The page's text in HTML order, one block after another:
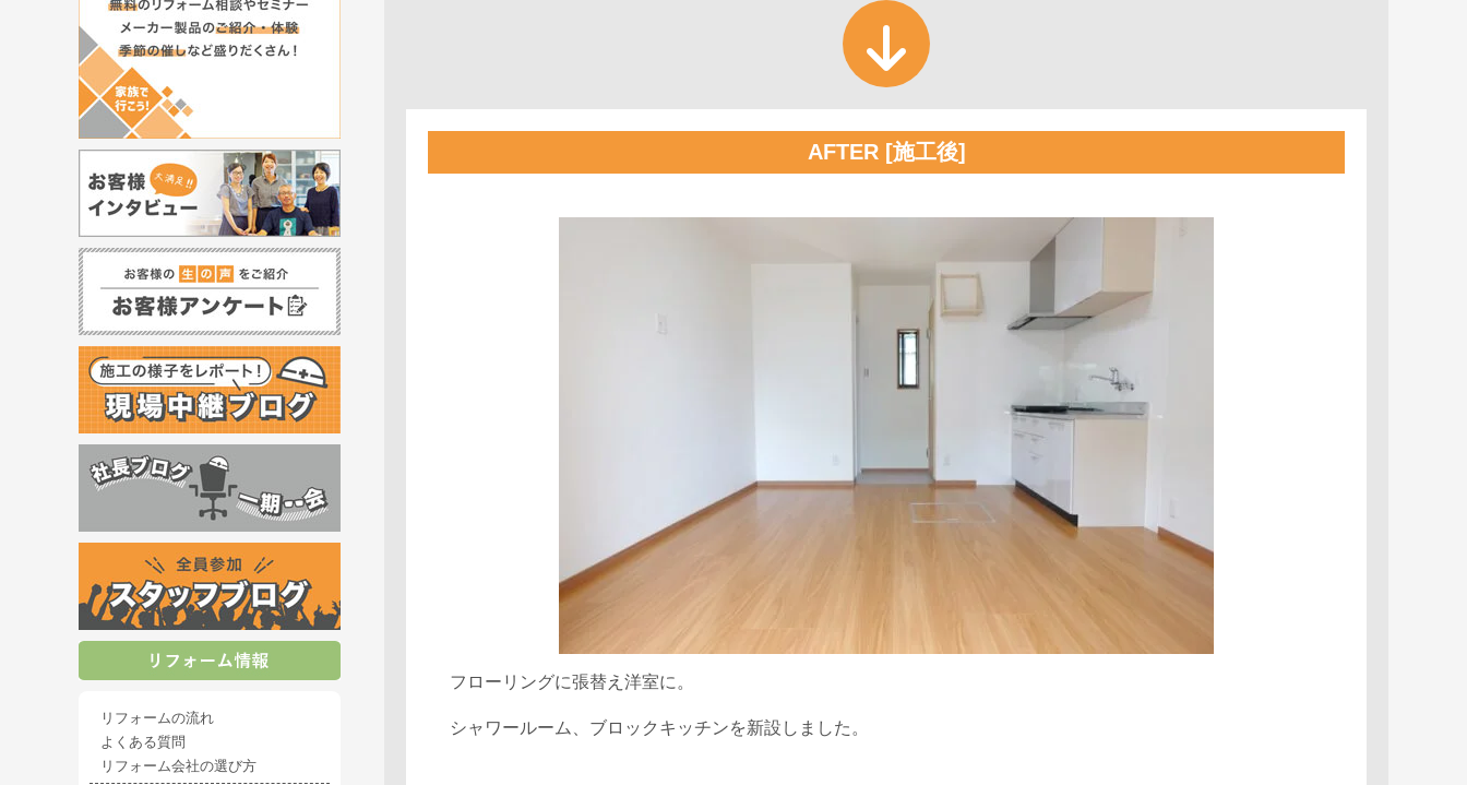
AFTER [施工後]
フローリングに張替え洋室に。
シャワールーム、ブロックキッチンを新設しました。
リフォームの流れ
よくある質問
リフォーム会社の選び方